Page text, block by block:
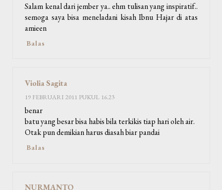
Salam kenal dari jember ya.. ehm tulisan yang inspiratif..
semoga saya bisa meneladani kisah Ibnu Hajar di atas
amieen
Balas
Violia Sagita
19 FEBRUARI 2011 PUKUL 16.23
benar
batu yang besar bisa habis bila terkikis tiap hari oleh air.
Otak pun demikian harus diasah biar pandai
Balas
NURMANTO